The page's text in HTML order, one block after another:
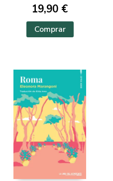
19,90 €
Comprar